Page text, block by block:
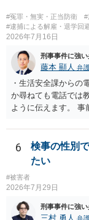
#冤罪・無実・正当防衛 #
#逮捕による解雇・退学回
2026年7月16日
刑事事件に強
藤本 顯人 弁
・生活安全課から
か尋ねても電話では
ように伝えます。 事
たり →やはり痴漢と
ないのであれば、
はないですね。
6
検事の性別
たい
#被害者
2026年7月29日
刑事事件に強
三村 勇人 弁